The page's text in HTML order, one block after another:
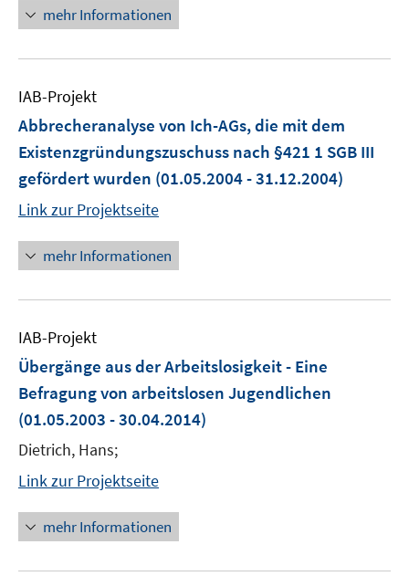
mehr Informationen
IAB-Projekt
Abbrecheranalyse von Ich-AGs, die mit dem
Existenzgründungszuschuss nach §421 1 SGB III
gefördert wurden (01.05.2004 - 31.12.2004)
Link zur Projektseite
mehr Informationen
IAB-Projekt
Übergänge aus der Arbeitslosigkeit - Eine
Befragung von arbeitslosen Jugendlichen
(01.05.2003 - 30.04.2014)
Dietrich, Hans;
Link zur Projektseite
mehr Informationen